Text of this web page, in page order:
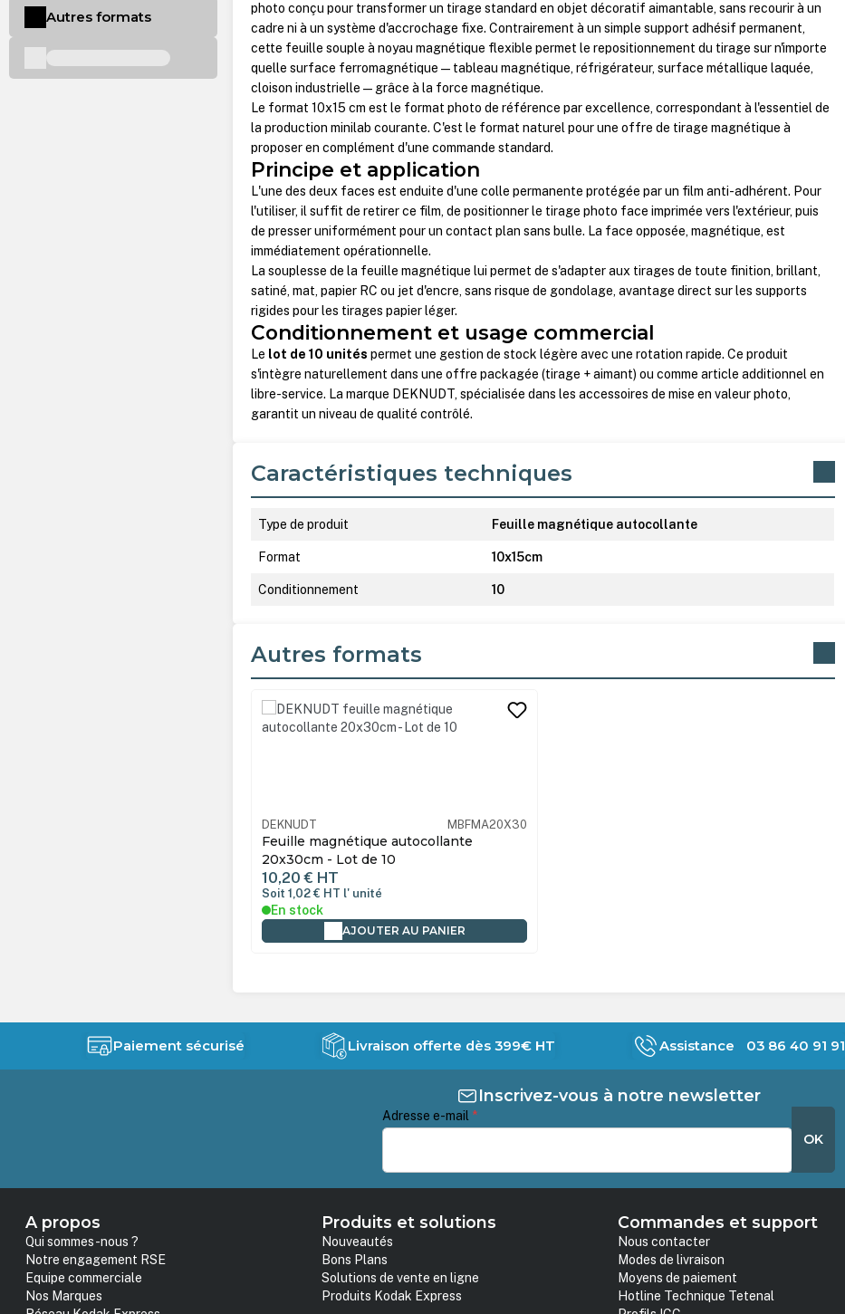
photo conçu pour transformer un tirage standard en objet décoratif aimantable, sans recourir à un
cadre ni à un système d'accrochage fixe. Contrairement à un simple support adhésif permanent,
cette feuille souple à noyau magnétique flexible permet le repositionnement du tirage sur n'importe
quelle surface ferromagnétique — tableau magnétique, réfrigérateur, surface métallique laquée,
cloison industrielle — grâce à la force magnétique.
Le format 10x15 cm est le format photo de référence par excellence, correspondant à l'essentiel de
la production minilab courante. C'est le format naturel pour une offre de tirage magnétique à
proposer en complément d'une commande standard.
Principe et application
L'une des deux faces est enduite d'une colle permanente protégée par un film anti-adhérent. Pour
l'utiliser, il suffit de retirer ce film, de positionner le tirage photo face imprimée vers l'extérieur, puis
de presser uniformément pour un contact plan sans bulle. La face opposée, magnétique, est
immédiatement opérationnelle.
La souplesse de la feuille magnétique lui permet de s'adapter aux tirages de toute finition, brillant,
satiné, mat, papier RC ou jet d'encre, sans risque de gondolage, avantage direct sur les supports
rigides pour les tirages papier léger.
Conditionnement et usage commercial
Le lot de 10 unités permet une gestion de stock légère avec une rotation rapide. Ce produit
s'intègre naturellement dans une offre packagée (tirage + aimant) ou comme article additionnel en
libre-service. La marque DEKNUDT, spécialisée dans les accessoires de mise en valeur photo,
garantit un niveau de qualité contrôlé.
Caractéristiques techniques
Type de produit Feuille magnétique autocollante
Format 10x15cm
Conditionnement 10
Autres formats
Ignorer la galerie de produits
DEKNUDT MBFMA20X30
Feuille magnétique autocollante
20x30cm - Lot de 10
10,20 € HT
Soit 1,02 € HT l' unité
En stock
AJOUTER AU PANIER
Autres formats
Paiement sécurisé Livraison offerte dès 399€ HT Assistance 03 86 40 91 91
Inscrivez-vous à notre newsletter
Adresse e-mail *
OK
A propos
Qui sommes-nous ?
Notre engagement RSE
Equipe commerciale
Nos Marques
Produits et solutions
Nouveautés
Bons Plans
Solutions de vente en ligne
Produits Kodak Express
Commandes et support
Nous contacter
Modes de livraison
Moyens de paiement
Hotline Technique Tetenal